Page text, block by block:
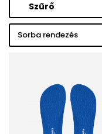
Szűrő
Sorba rendezés